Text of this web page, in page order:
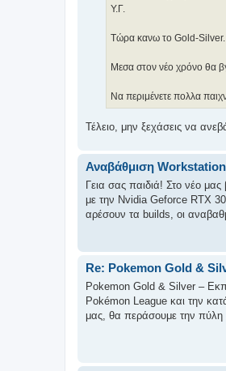
Υ.Γ.
Τώρα κανω το Gold-Silver.
Μεσα στον νέο χρόνο θα
Να περιμένετε πολλα
Τέλειο, μην ξεχάσεις να
Αναβάθμιση
Γεια σας παιδιά! Στο νέο
με την Nvidia Geforce RTX
αρέσουν τα builds, οι
Re: Pokemon Gold &
Pokemon Gold & Silver –
Pokémon League και την
μας, θα περάσουμε την πύλη